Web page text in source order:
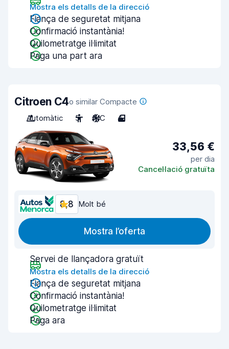
Mostra els detalls de la direcció
Fiança de seguretat mitjana
Confirmació instantània!
Quilometratge il·limitat
Paga una part ara
Citroen C4o similar Compacte
Automàtic
5 A/C 4
33,56 €
per dia
Cancel·lació gratuïta
8,8 Molt bé
Mostra l’oferta
Servei de llançadora gratuït
Mostra els detalls de la direcció
Fiança de seguretat mitjana
Confirmació instantània!
Quilometratge il·limitat
Paga ara